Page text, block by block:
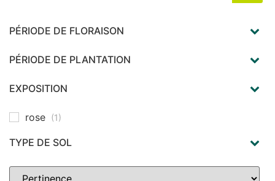
PÉRIODE DE FLORAISON
juin (1)
PÉRIODE DE PLANTATION
automne
EXPOSITION
rose (1)
TYPE DE SOL
supporte la sécheresse (1)
Sort Products